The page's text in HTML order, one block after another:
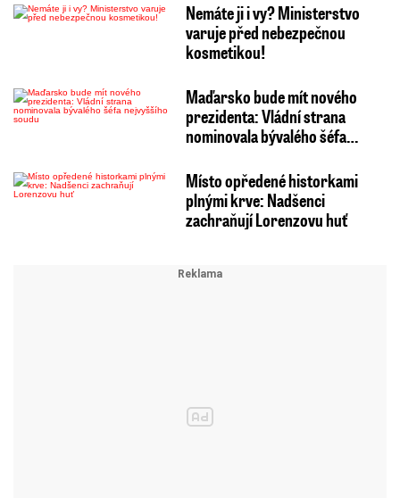
Nemáte ji i vy? Ministerstvo
varuje před nebezpečnou
kosmetikou!
Maďarsko bude mít nového
prezidenta: Vládní strana
nominovala bývalého šéfa…
Místo opředené historkami
plnými krve: Nadšenci
zachraňují Lorenzovu huť